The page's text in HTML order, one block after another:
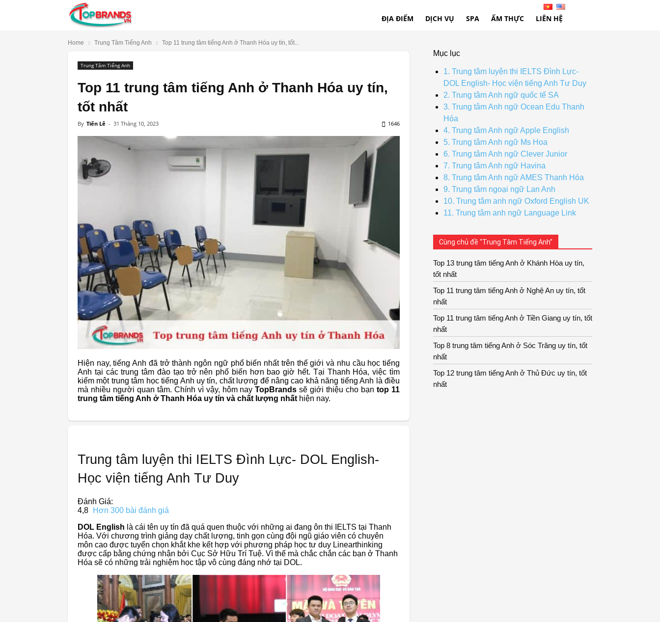
ĐỊA ĐIỂM DỊCH VỤ SPA ẨM THỰC LIÊN HỆ
Home Trung Tâm Tiếng Anh Top 11 trung tâm tiếng Anh ở Thanh Hóa uy tín, tốt...
Trung Tâm Tiếng Anh
Top 11 trung tâm tiếng Anh ở Thanh Hóa uy tín,
tốt nhất
By Tiến Lê - 31 Tháng 10, 2023 1646
Hiện nay, tiếng Anh đã trở thành ngôn ngữ phổ biến nhất trên thế giới và nhu cầu học tiếng
Anh tại các trung tâm đào tạo trở nên phổ biến hơn bao giờ hết. Tại Thanh Hóa, việc tìm
kiếm một trung tâm học tiếng Anh uy tín, chất lượng để nâng cao khả năng tiếng Anh là điều
mà nhiều người quan tâm. Chính vì vậy, hôm nayTopBrands sẽ giới thiệu cho bạntop 11
trung tâm tiếng Anh ở Thanh Hóa uy tín và chất lượng nhất hiện nay.
Trung tâm luyện thi IELTS Đình Lực- DOL English-
Học viện tiếng Anh Tư Duy
Đánh Giá:
4,8
Hơn 300 bài đánh giá
DOL English là cái tên uy tín đã quá quen thuộc với những ai đang ôn thi IELTS tại Thanh
Hóa. Với chương trình giảng dạy chất lượng, tinh gọn cùng đội ngũ giáo viên có chuyên
môn cao được tuyển chọn khắt khe kết hợp với phương pháp học tư duy Linearthinking
được cấp bằng chứng nhận bởi Cục Sở Hữu Trí Tuệ. Vì thế mà chắc chắn các bạn ở Thanh
Hóa sẽ có những trải nghiệm học tập vô cùng đáng nhớ tại DOL.
Mục lục
1. Trung tâm luyện thi IELTS Đình Lực-
DOL English- Học viện tiếng Anh Tư Duy
2. Trung tâm Anh ngữ quốc tế SA
3. Trung tâm Anh ngữ Ocean Edu Thanh
Hóa
4. Trung tâm Anh ngữ Apple English
5. Trung tâm Anh ngữ Ms Hoa
6. Trung tâm Anh ngữ Clever Junior
7. Trung tâm Anh ngữ Havina
8. Trung tâm Anh ngữ AMES Thanh Hóa
9. Trung tâm ngoại ngữ Lan Anh
10. Trung tâm anh ngữ Oxford English UK
11. Trung tâm anh ngữ Language Link
Cùng chủ đề “Trung Tâm Tiếng Anh”
Top 13 trung tâm tiếng Anh ở Khánh Hòa uy tín,
tốt nhất
Top 11 trung tâm tiếng Anh ở Nghệ An uy tín, tốt
nhất
Top 11 trung tâm tiếng Anh ở Tiền Giang uy tín, tốt
nhất
Top 8 trung tâm tiếng Anh ở Sóc Trăng uy tín, tốt
nhất
Top 12 trung tâm tiếng Anh ở Thủ Đức uy tín, tốt
nhất